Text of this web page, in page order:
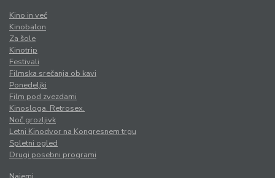
Kino in več
Kinobalon
Za šole
Kinotrip
Festivali
Filmska srečanja ob kavi
Ponedeljki
Film pod zvezdami
Kinosloga. Retrosex.
Noč grozljivk
Letni Kinodvor na Kongresnem trgu
Spletni ogled
Drugi posebni programi